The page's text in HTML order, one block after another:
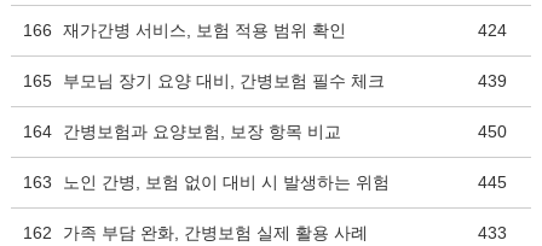
166 재가간병 서비스, 보험 적용 범위 확인 424
165 부모님 장기 요양 대비, 간병보험 필수 체크 439
164 간병보험과 요양보험, 보장 항목 비교 450
163 노인 간병, 보험 없이 대비 시 발생하는 위험 445
162 가족 부담 완화, 간병보험 실제 활용 사례 433